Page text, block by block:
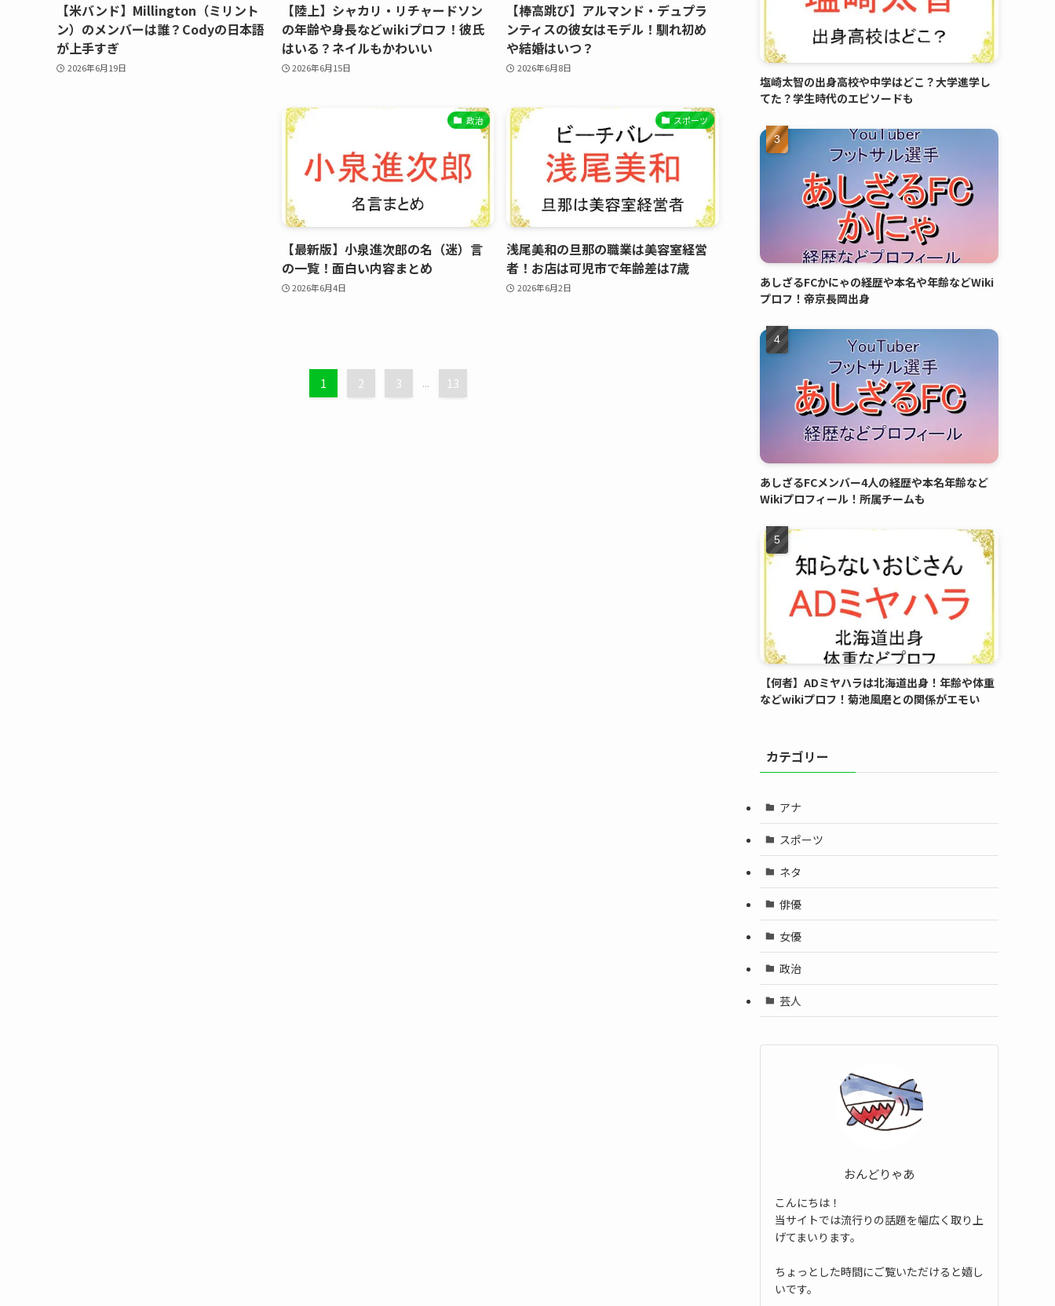
【米バンド】Millington（ミリント
ン）のメンバーは誰？Codyの日本語
が上手すぎ
2026年6月19日
【陸上】シャカリ・リチャードソン
の年齢や身長などwikiプロフ！彼氏
はいる？ネイルもかわいい
2026年6月15日
【棒高跳び】アルマンド・デュプラ
ンティスの彼女はモデル！馴れ初め
や結婚はいつ？
2026年6月8日
政治
【最新版】小泉進次郎の名（迷）言
の一覧！面白い内容まとめ
2026年6月4日
スポーツ
浅尾美和の旦那の職業は美容室経営
者！お店は可児市で年齢差は7歳
2026年6月2日
1 2 3 ... 13
塩崎太智の出身高校や中学はどこ？大学進学し
てた？学生時代のエピソードも
あしざるFCかにゃの経歴や本名や年齢などWiki
プロフ！帝京長岡出身
あしざるFCメンバー4人の経歴や本名年齢など
Wikiプロフィール！所属チームも
【何者】ADミヤハラは北海道出身！年齢や体重
などwikiプロフ！菊池風磨との関係がエモい
カテゴリー
アナ
スポーツ
ネタ
俳優
女優
政治
芸人
おんどりゃあ
こんにちは！
当サイトでは流行りの話題を幅広く取り上
げてまいります。
ちょっとした時間にご覧いただけると嬉し
いです。